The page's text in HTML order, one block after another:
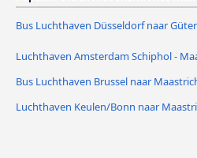
Bus Luchthaven Düsseldorf naar
Luchthaven Amsterdam Schiphol -
Bus Luchthaven Brussel naar
Luchthaven Keulen/Bonn naar